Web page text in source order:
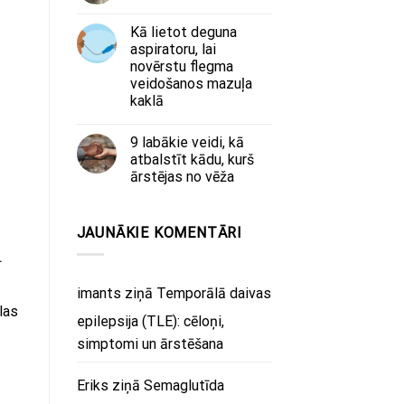
Kā lietot deguna
aspiratoru, lai
novērstu flegma
veidošanos mazuļa
kaklā
9 labākie veidi, kā
atbalstīt kādu, kurš
ārstējas no vēža
JAUNĀKIE KOMENTĀRI
imants ziņā Temporālā daivas
epilepsija (TLE): cēloņi,
simptomi un ārstēšana
Eriks ziņā Semaglutīda